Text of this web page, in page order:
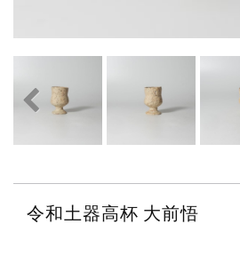
令和土器高杯 大前悟